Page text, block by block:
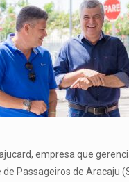
empresa que
Passageiros de